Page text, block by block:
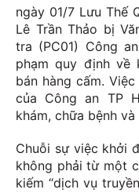
ngày 01/7 Lưu Thế
Lê Trần Thảo bị
tra (PC01) Công
phạm quy định về
bán hàng cấm.
của Công an TP
khám, chữa bệnh
Chuỗi sự việc khởi
không phải từ một
kiếm “dịch vụ